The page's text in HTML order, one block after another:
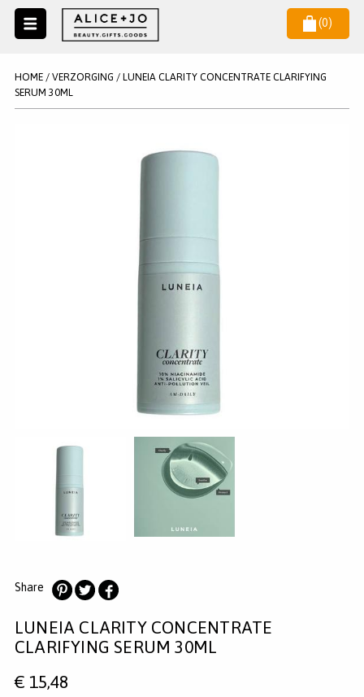
(0)
SALE
REGISTREREN
HOME/ VERZORGING / LUNEIA CLARITY CONCENTRATE CLARIFYING
SERUM 30ML
Share
op
Pinterest
op
Twitter
op
Facebook
LUNEIA CLARITY CONCENTRATE
CLARIFYING SERUM 30ML
€ 15,48
NIEUWSBRIEF
Wil je als eerste op de hoogste zijn van het laatste nieuws en